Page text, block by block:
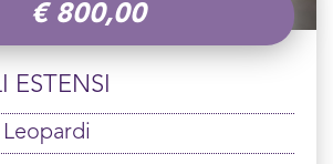
€800,00
ESTENSI